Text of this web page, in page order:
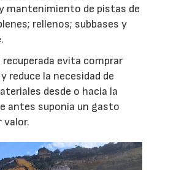
mantenimiento de pistas de
rellenos; subbases y
recuperada evita comprar
reduce la necesidad de
desde o hacia la
antes suponía un gasto
valor.